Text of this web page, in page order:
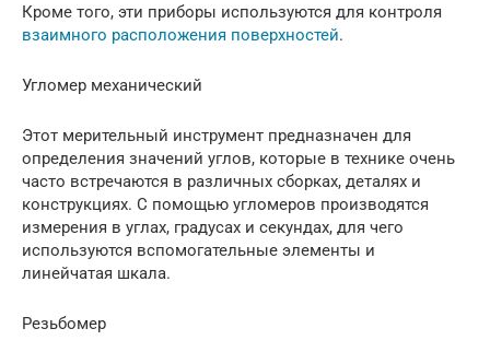
Кроме того, эти приборы используются для контроля
взаимного расположения поверхностей.
Угломер механический
Этот мерительный инструмент предназначен для
определения значений углов, которые в технике очень
часто встречаются в различных сборках, деталях и
конструкциях. С помощью угломеров производятся
измерения в углах, градусах и секундах, для чего
используются вспомогательные элементы и
линейчатая шкала.
Резьбомер